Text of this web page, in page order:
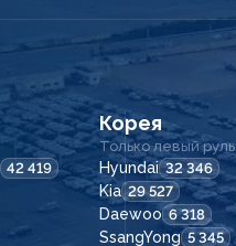
42 419
Корея
Только левый руль
Hyundai 32 346
Kia 29 527
Daewoo 6 318
SsangYong 5 345